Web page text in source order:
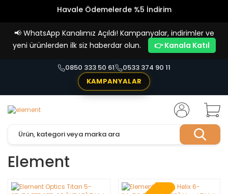
Havale Ödemelerde %5 İndirim
📢 WhatsApp Kanalımız Açıldı! Kampanyalar, indirimler ve
yeni ürünlerden ilk siz haberdar olun.
👉 Kanala Katıl
0850 333 50 61
0533 374 90 11
KAMPANYALAR
Element